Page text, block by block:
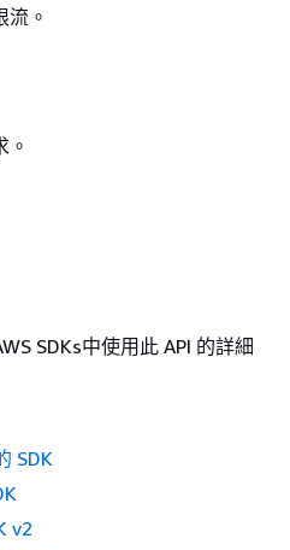
。
。
SDKs中使用此 API 的詳細
SDK
v2